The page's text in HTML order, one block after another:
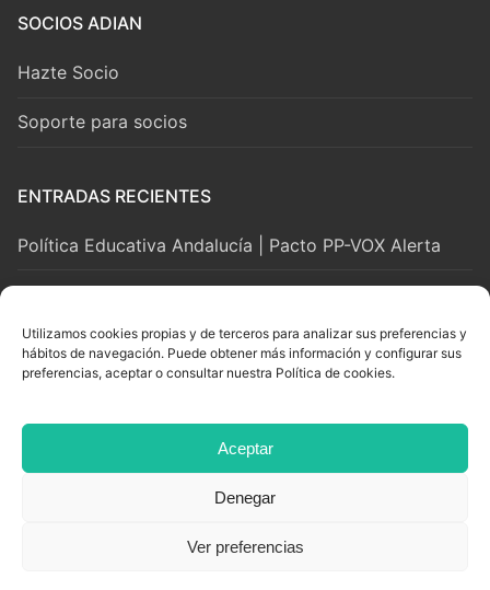
Utilizamos cookies propias y de terceros para analizar sus preferencias y
hábitos de navegación. Puede obtener más información y configurar sus
preferencias, aceptar o consultar nuestra Política de cookies.
Aceptar
Denegar
Ver preferencias
SOCIOS ADIAN
Hazte Socio
Soporte para socios
ENTRADAS RECIENTES
Política Educativa Andalucía | Pacto PP-VOX Alerta
LEGAL Y SOPORTE